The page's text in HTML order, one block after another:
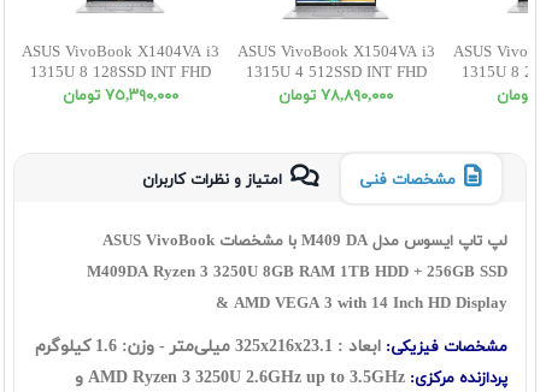
ASUS VivoBook X1404VA i3
1315U 8 128SSD INT FHD
٧٥,٣٩٠,٠٠٠ تومان
ASUS VivoBook X1504VA i3
1315U 4 512SSD INT FHD
٧٨,٨٩٠,٠٠٠ تومان
ASUS
1315U 8
مشخصات فنی امتیاز و نظرات کاربران
لپ تاپ ایسوس مدل M409 DA با مشخصات ASUS VivoBook
M409DA Ryzen 3 3250U 8GB RAM 1TB HDD + 256GB SSD
& AMD VEGA 3 with 14 Inch HD Display
مشخصات فیزیکی: ابعاد : 325x216x23.1 میلی‌متر - وزن: 1.6 کیلوگرم
پردازنده مرکزی:
AMD Ryzen 3 3250U 2.6GHz up to 3.5GHz و